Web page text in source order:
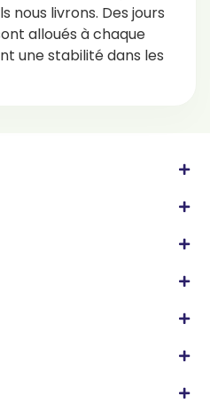
nous livrons. Des jours
alloués à chaque
une stabilité dans les